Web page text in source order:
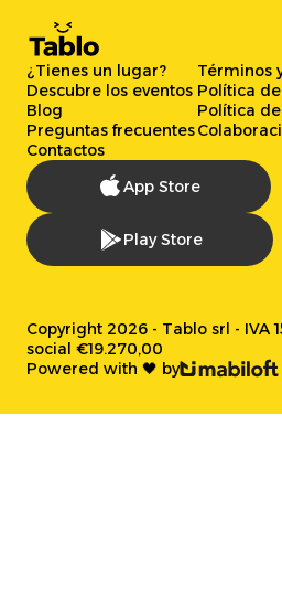
¿Tienes un lugar?
Descubre los eventos
Blog
Preguntas frecuentes
Contactos
Términos
Política
Política
App Store
Play Store
Copyright 2026 - Tablo srl - IVA
social €19.270,00
Powered with 🖤 by